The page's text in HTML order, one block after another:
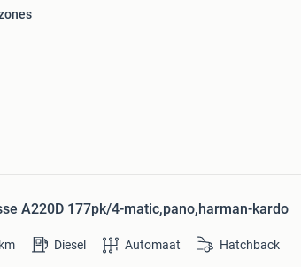
A220D 177pk/4-matic,pano,harman-kardo
km Diesel Automaat Hatchback